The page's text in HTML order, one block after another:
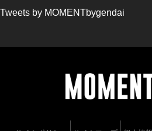
Tweets by MOMENTbygendai